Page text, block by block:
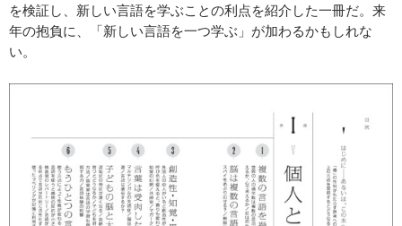
を検証し、新しい言語を学ぶことの利点を紹介した一冊だ。来
年の抱負に、「新しい言語を一つ学ぶ」が加わるかもしれな
い。